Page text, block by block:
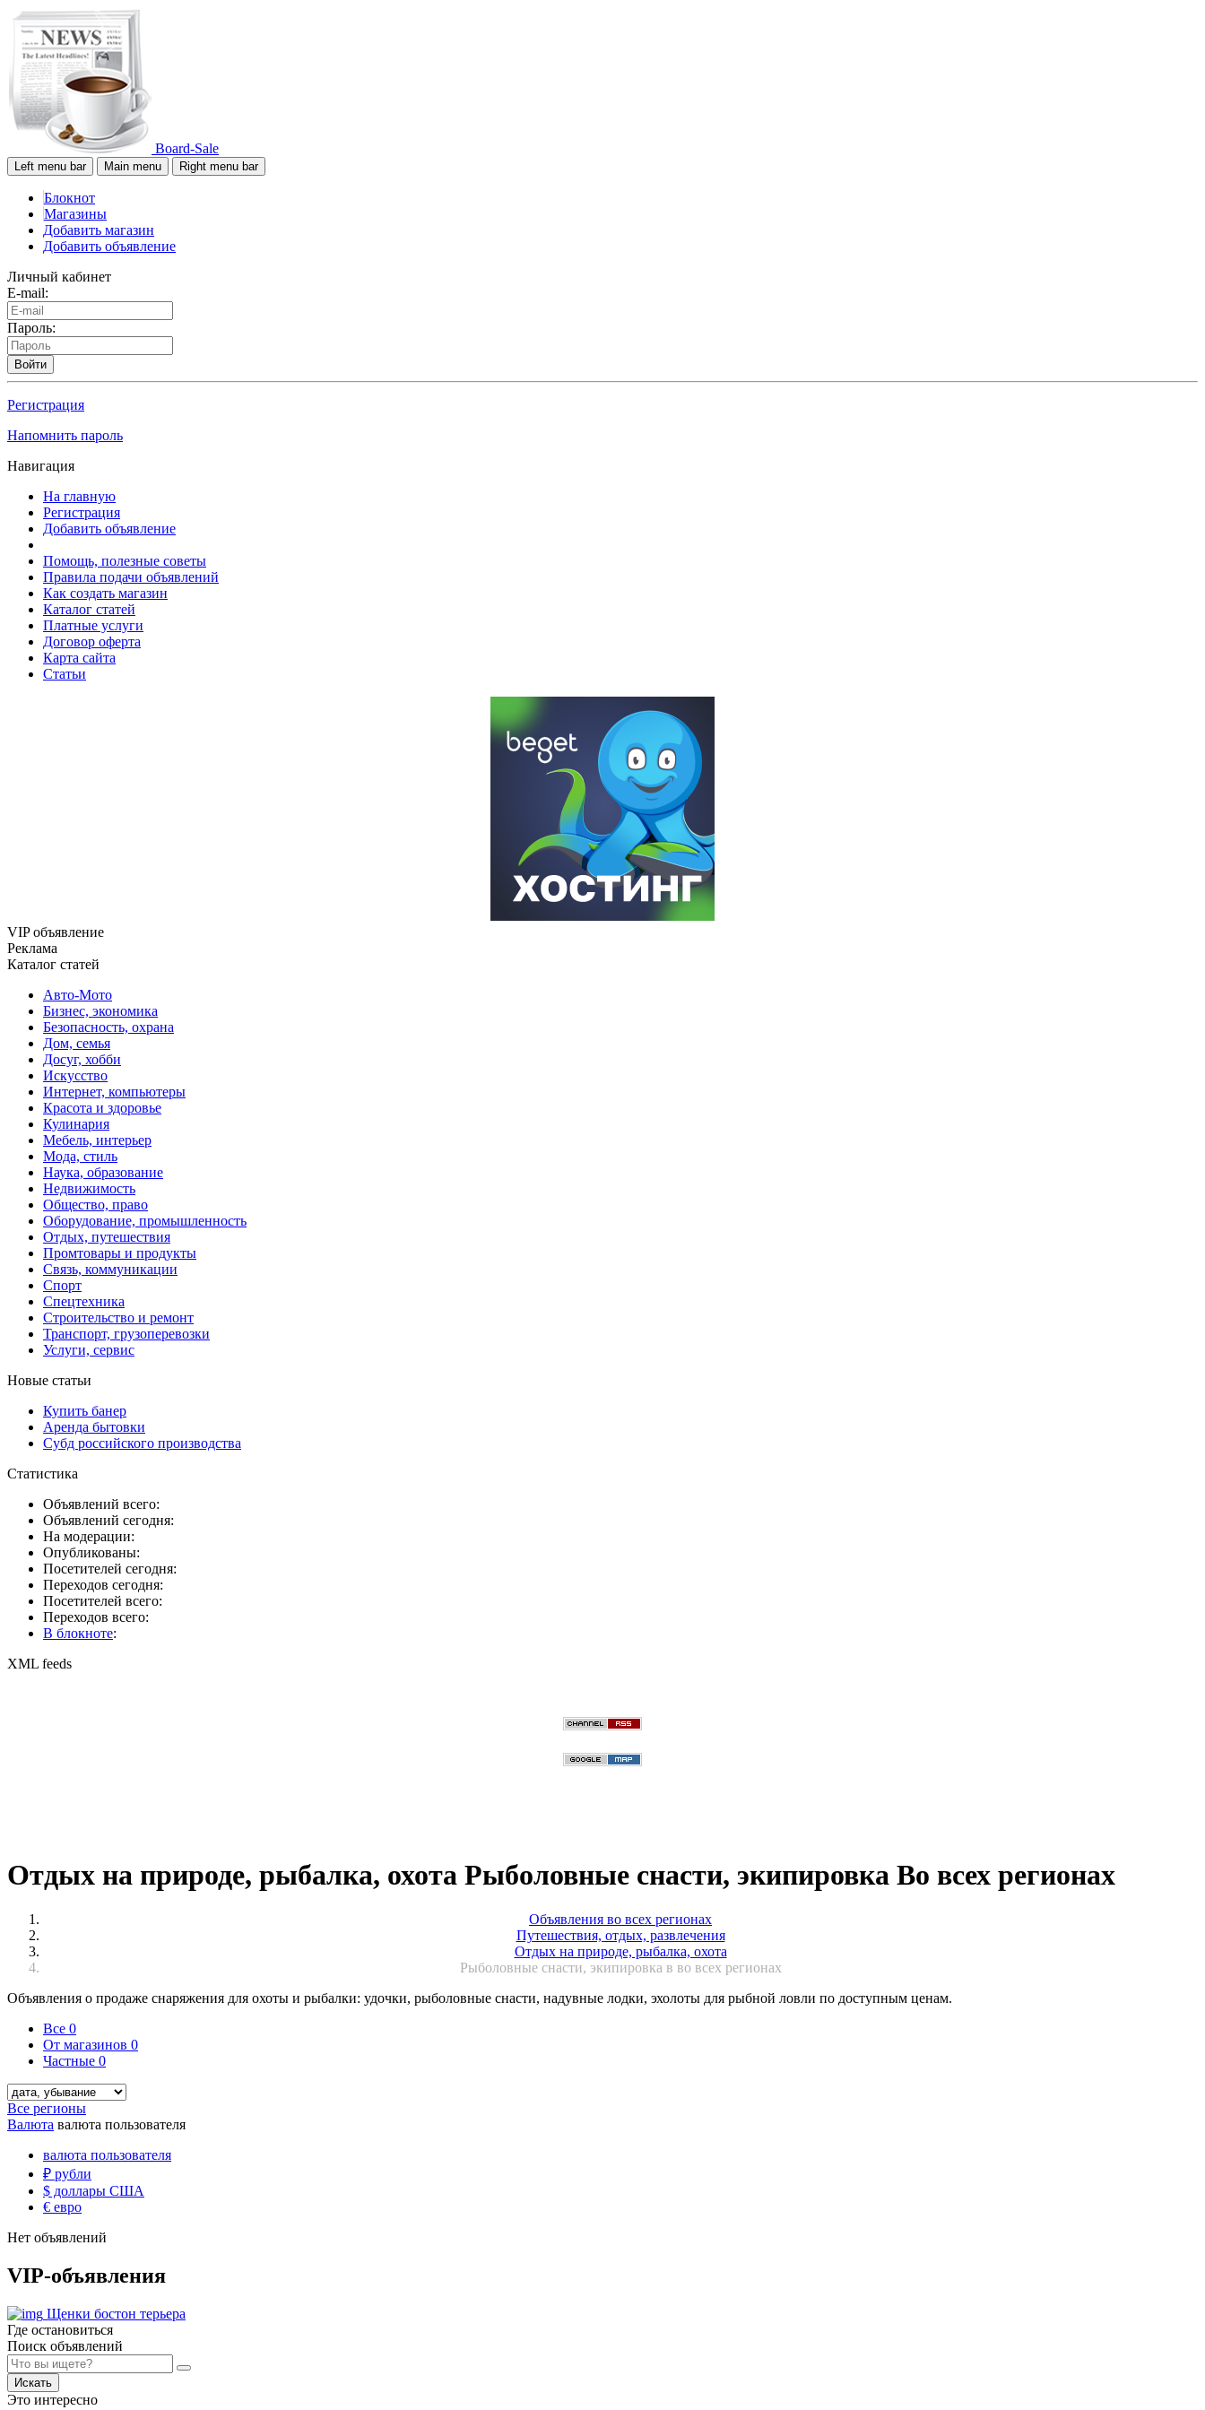
Board-Sale
Left menu bar Main menu Right menu bar
Блокнот
Магазины
Добавить магазин
Добавить объявление
Личный кабинет
E-mail:
Пароль:
Войти
Регистрация
Напомнить пароль
Навигация
На главную
Регистрация
Добавить объявление
Помощь, полезные советы
Правила подачи объявлений
Как создать магазин
Каталог статей
Платные услуги
Договор оферта
Карта сайта
Статьи
VIP объявление
Реклама
Каталог статей
Авто-Мото
Бизнес, экономика
Безопасность, охрана
Дом, семья
Досуг, хобби
Искусство
Интернет, компьютеры
Красота и здоровье
Кулинария
Мебель, интерьер
Мода, стиль
Наука, образование
Недвижимость
Общество, право
Оборудование, промышленность
Отдых, путешествия
Промтовары и продукты
Связь, коммуникации
Спорт
Спецтехника
Строительство и ремонт
Транспорт, грузоперевозки
Услуги, сервис
Новые статьи
Купить банер
Аренда бытовки
Субд российского производства
Статистика
Объявлений всего:
Объявлений сегодня:
На модерации:
Опубликованы:
Посетителей сегодня:
Переходов сегодня:
Посетителей всего:
Переходов всего:
В блокноте:
XML feeds
Отдых на природе, рыбалка, охота Рыболовные снасти, экипировка Во всех регионах
Объявления во всех регионах
Путешествия, отдых, развлечения
Отдых на природе, рыбалка, охота
Рыболовные снасти, экипировка в во всех регионах
Объявления о продаже снаряжения для охоты и рыбалки: удочки, рыболовные снасти, надувные лодки, эхолоты для рыбной ловли по доступным ценам.
Все 0
От магазинов 0
Частные 0
Все регионы
Валюта валюта пользователя
валюта пользователя
₽ рубли
$ доллары США
€ евро
Нет объявлений
VIP-объявления
Щенки бостон терьера
Где остановиться
Поиск объявлений
Искать
Это интересно